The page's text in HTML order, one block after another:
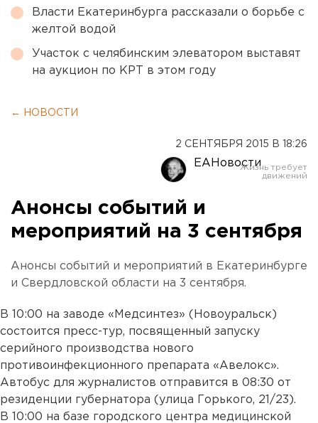
Власти Екатеринбурга рассказали о борьбе с
желтой водой
Участок с челябинским элеватором выставят
на аукцион по КРТ в этом году
← НОВОСТИ
2 СЕНТЯБРЯ 2015 В 18:26
ЕАНовости
Анонсы событий и
мероприятий на 3 сентября
Анонсы событий и мероприятий в Екатеринбурге
и Свердловской области на 3 сентября.
В 10:00 на заводе «Медсинтез» (Новоуральск)
состоится пресс-тур, посвященный запуску
серийного производства нового
противоинфекционного препарата «Авелокс».
Автобус для журналистов отправится в 08:30 от
резиденции губернатора (улица Горького, 21/23).
В 10:00 на базе городского центра медицинской